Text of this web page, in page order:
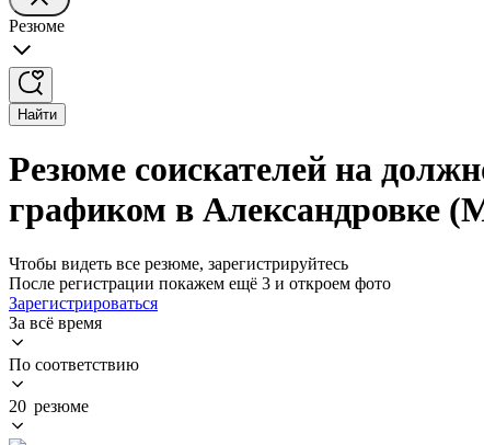
Резюме
Найти
Резюме соискателей на
графиком в Александровке
Чтобы видеть все резюме, зарегистрируйтесь
После регистрации покажем ещё 3 и откроем фото
Зарегистрироваться
За всё время
По соответствию
20 резюме